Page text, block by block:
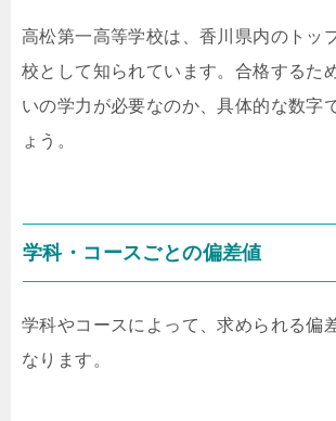
高松第一高等学校は、香川県内のトッ
校として知られています。合格するた
いの学力が必要なのか、具体的な数字
ょう。
学科・コースごとの偏差値
学科やコースによって、求められる偏
なります。